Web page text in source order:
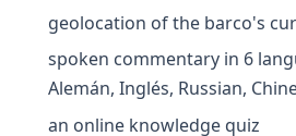
geolocation of the barco's
spoken commentary in 6
Alemán, Inglés, Russian,
an online knowledge quiz